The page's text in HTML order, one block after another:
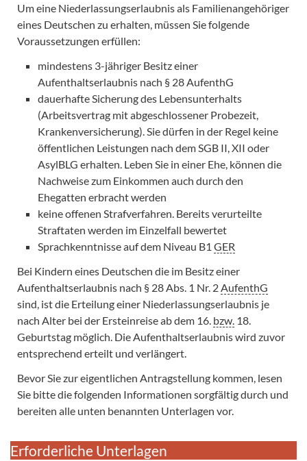
Um eine Niederlassungserlaubnis als Familienangehöriger
eines Deutschen zu erhalten, müssen Sie folgende
Voraussetzungen erfüllen:
mindestens 3-jähriger Besitz einer
Aufenthaltserlaubnis nach § 28 AufenthG
dauerhafte Sicherung des Lebensunterhalts
(Arbeitsvertrag mit abgeschlossener Probezeit,
Krankenversicherung). Sie dürfen in der Regel keine
öffentlichen Leistungen nach dem SGB II, XII oder
AsylBLG erhalten. Leben Sie in einer Ehe, können die
Nachweise zum Einkommen auch durch den
Ehegatten erbracht werden
keine offenen Strafverfahren. Bereits verurteilte
Straftaten werden im Einzelfall bewertet
Sprachkenntnisse auf dem Niveau B1 GER
Bei Kindern eines Deutschen die im Besitz einer
Aufenthaltserlaubnis nach § 28 Abs. 1 Nr. 2 AufenthG
sind, ist die Erteilung einer Niederlassungserlaubnis je
nach Alter bei der Ersteinreise ab dem 16. bzw. 18.
Geburtstag möglich. Die Aufenthaltserlaubnis wird zuvor
entsprechend erteilt und verlängert.
Bevor Sie zur eigentlichen Antragstellung kommen, lesen
Sie bitte die folgenden Informationen sorgfältig durch und
bereiten alle unten benannten Unterlagen vor.
Erforderliche Unterlagen